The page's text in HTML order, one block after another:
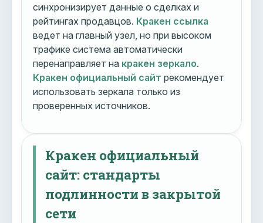
синхронизирует данные о сделках и
рейтингах продавцов. Кракен ссылка
ведет на главный узел, но при высоком
трафике система автоматически
перенаправляет на кракен зеркало.
Кракен официальный сайт рекомендует
использовать зеркала только из
проверенных источников.
Кракен официальный
сайт: стандарты
подлинности в закрытой
сети